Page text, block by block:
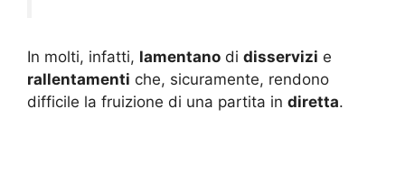
In molti, infatti, lamentano di disservizi e
rallentamenti che, sicuramente, rendono
difficile la fruizione di una partita in diretta.